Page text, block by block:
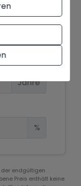
Jahre
%
endgültigen
Preis enthält keine